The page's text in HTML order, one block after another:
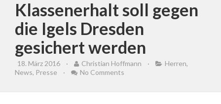
Klassenerhalt soll gegen
die Igels Dresden
gesichert werden
18. März 2016 · Christian Hoffmann · Herren,
News, Presse · No Comments